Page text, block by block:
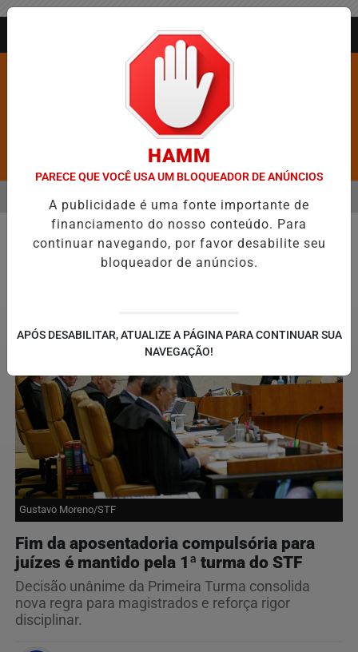
Pesquisar Notícia
É CONFIRMADA NO DIA DO EVANGÉLICO EM JEQUIÉ E REFORÇA
EM ALTA
MENU
Justiça
Gustavo Moreno/STF
Fim da aposentadoria compulsória para
juízes é mantido pela 1ª turma do STF
Decisão unânime da Primeira Turma consolida
nova regra para magistrados e reforça rigor
disciplinar.
HAMM
PARECE QUE VOCÊ USA UM BLOQUEADOR DE ANÚNCIOS
A publicidade é uma fonte importante de
financiamento do nosso conteúdo. Para
continuar navegando, por favor desabilite seu
bloqueador de anúncios.
APÓS DESABILITAR, ATUALIZE A PÁGINA PARA CONTINUAR SUA
NAVEGAÇÃO!